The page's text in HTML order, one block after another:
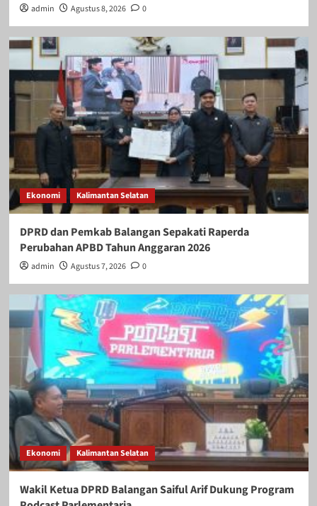
admin Agustus 8, 2026 0
Ekonomi Kalimantan Selatan
DPRD dan Pemkab Balangan Sepakati Raperda
Perubahan APBD Tahun Anggaran 2026
admin Agustus 7, 2026 0
Ekonomi Kalimantan Selatan
Wakil Ketua DPRD Balangan Saiful Arif Dukung Program